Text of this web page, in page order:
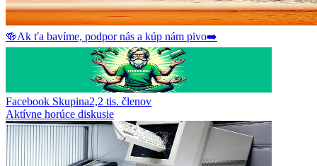
🍻Ak ťa bavíme, podpor nás a kúp nám pivo➡️
Facebook Skupina2,2 tis. členov
Aktívne horúce diskusie